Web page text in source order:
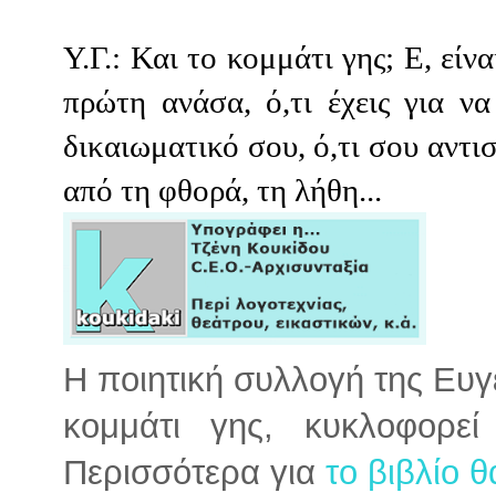
Υ.Γ.: Και το κομμάτι γης; Ε,
πρώτη ανάσα, ό,τι έχεις για
δικαιωματικό σου, ό,τι σου
από τη φθορά, τη λήθη...
Η ποιητική συλλογή της
κομμάτι γης,
Περισσότερα για το βιβλίο